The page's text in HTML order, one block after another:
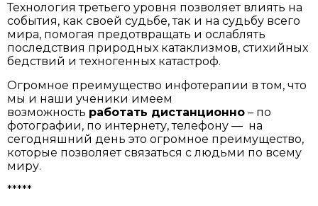
Технология третьего уровня позволяет влиять на
события, как своей судьбе, так и на судьбу всего
мира, помогая предотвращать и ослаблять
последствия природных катаклизмов, стихийных
бедствий и техногенных катастроф.
Огромное преимущество инфотерапии в том, что
мы и наши ученики имеем
возможность работать дистанционно – по
фотографии, по интернету, телефону — на
сегодняшний день это огромное преимущество,
которые позволяет связаться с людьми по всему
миру.
*****